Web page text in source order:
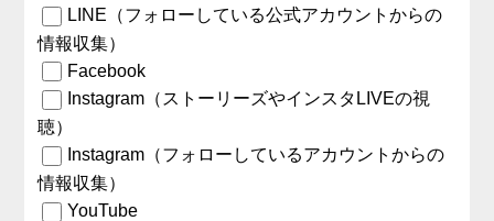
LINE（フォローしている公式アカウントからの
情報収集）
Facebook
Instagram（ストーリーズやインスタLIVEの視
聴）
Instagram（フォローしているアカウントからの
情報収集）
YouTube